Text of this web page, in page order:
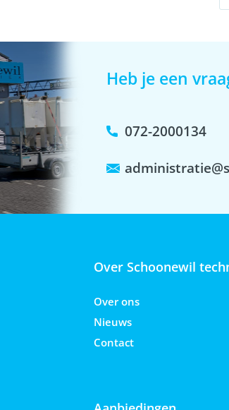
Heb je een
072-2000134
Over Schoonewil
Over ons
Nieuws
Contact